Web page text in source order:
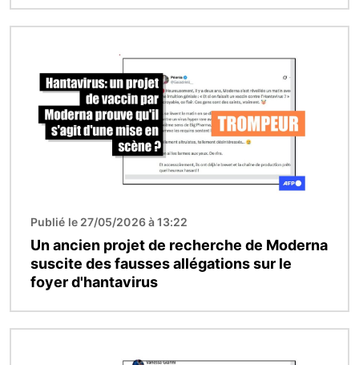
Publié le 27/05/2026 à 13:22
Un ancien projet de recherche de Moderna
suscite des fausses allégations sur le
foyer d'hantavirus